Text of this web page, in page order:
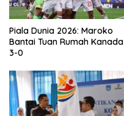
Piala Dunia 2026: Maroko
Bantai Tuan Rumah Kanada
3-0